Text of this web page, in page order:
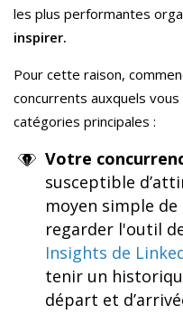
les plus performantes
inspirer.
Pour cette raison,
concurrents auxquels
catégories principales :
Votre
susceptible
moyen simple
regarder l'outil
Insights de
tenir un
départ et